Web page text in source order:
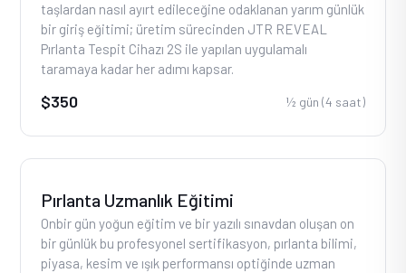
taşlardan nasıl ayırt edileceğine odaklanan yarım günlük
bir giriş eğitimi; üretim sürecinden JTR REVEAL
Pırlanta Tespit Cihazı 2S ile yapılan uygulamalı
taramaya kadar her adımı kapsar.
$350 ½ gün (4 saat)
Pırlanta Uzmanlık Eğitimi
Onbir gün yoğun eğitim ve bir yazılı sınavdan oluşan on
bir günlük bu profesyonel sertifikasyon, pırlanta bilimi,
piyasa, kesim ve ışık performansı optiğinde uzman